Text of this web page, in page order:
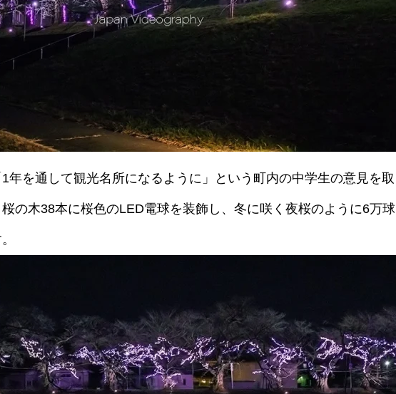
年を通して観光名所になるように」という町内の中学生の意見を取
の木38本に桜色のLED電球を装飾し、冬に咲く夜桜のように6万球